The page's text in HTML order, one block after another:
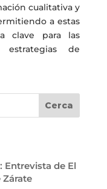
cualitativa y
a estas
clave para las
de
Entrevista de El
Zárate